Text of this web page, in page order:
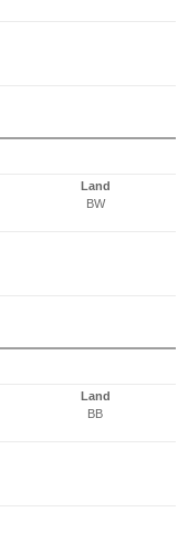
Land
BW
Land
BB